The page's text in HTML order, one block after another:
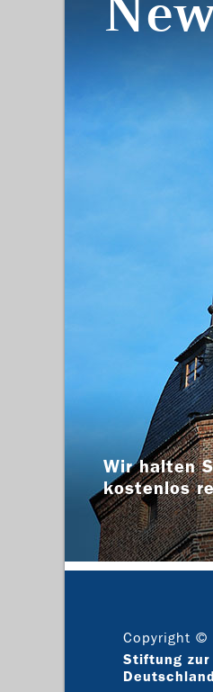
Wir halten
kostenlos
Copyright ©
Stiftung zur
Deutschland